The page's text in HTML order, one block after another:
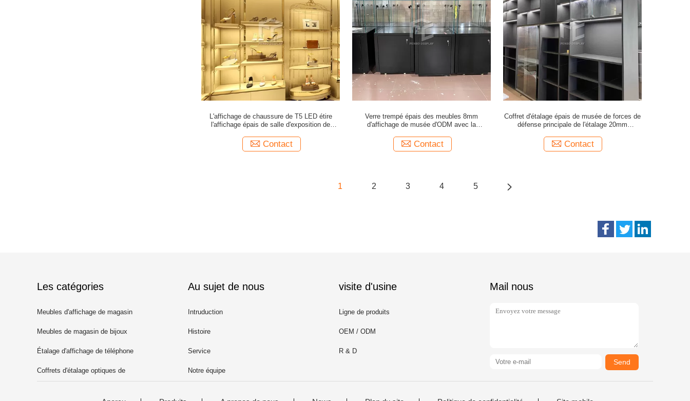
L'affichage de chaussure de T5 LED étire
l'affichage épais de salle d'exposition de
5mm
Contact
Verre trempé épais des meubles 8mm
d'affichage de musée d'ODM avec la
Contact
Coffret d'étalage épais de musée de forces de
défense principale de l'étalage 20mm
Contact
1 2 3 4 5
Les catégories
Meubles d'affichage de magasin
d'habillement
Meubles de magasin de bijoux
Étalage d'affichage de téléphone
portable
Coffrets d'étalage optiques de
Au sujet de nous
Intruduction
Histoire
Service
Notre équipe
visite d'usine
Ligne de produits
OEM / ODM
R & D
Mail nous
Send